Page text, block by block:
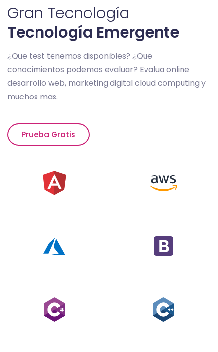
Gran Tecnología
Tecnología Emergente
¿Que test tenemos disponibles? ¿Que
conocimientos podemos evaluar? Evalua online
desarrollo web, marketing digital cloud computing y
muchos mas.
Prueba Gratis